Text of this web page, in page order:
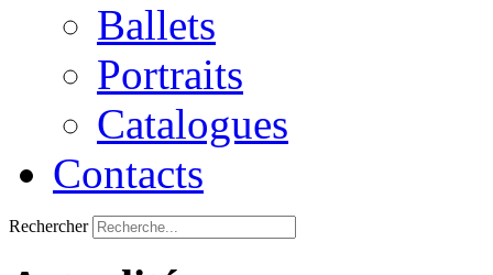
Ballets
Portraits
Catalogues
Contacts
Rechercher